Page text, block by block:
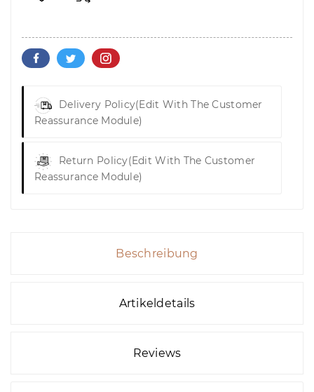
Delivery Policy(edit With The Customer
Reassurance Module)
Return Policy(edit With The Customer
Reassurance Module)
Beschreibung
Artikeldetails
Reviews